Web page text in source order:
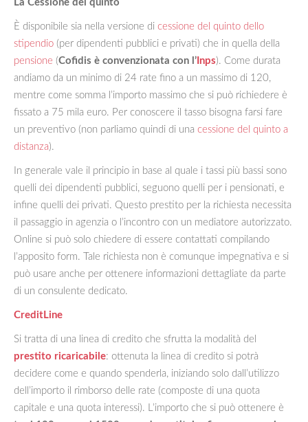
La Cessione del quinto
È disponibile sia nella versione di cessione del quinto dello
stipendio (per dipendenti pubblici e privati) che in quella della
pensione (Cofidis è convenzionata con l’ Inps). Come durata
andiamo da un minimo di 24 rate fino a un massimo di 120,
mentre come somma l’importo massimo che si può richiedere è
fissato a 75 mila euro. Per conoscere il tasso bisogna farsi fare
un preventivo (non parliamo quindi di una cessione del quinto a
distanza).
In generale vale il principio in base al quale i tassi più bassi sono
quelli dei dipendenti pubblici, seguono quelli per i pensionati, e
infine quelli dei privati. Questo prestito per la richiesta necessita
il passaggio in agenzia o l’incontro con un mediatore autorizzato.
Online si può solo chiedere di essere contattati compilando
l’apposito form. Tale richiesta non è comunque impegnativa e si
può usare anche per ottenere informazioni dettagliate da parte
di un consulente dedicato.
CreditLine
Si tratta di una linea di credito che sfrutta la modalità del
prestito ricaricabile: ottenuta la linea di credito si potrà
decidere come e quando spenderla, iniziando solo dall’utilizzo
dell’importo il rimborso delle rate (composte di una quota
capitale e una quota interessi). L’importo che si può ottenere è